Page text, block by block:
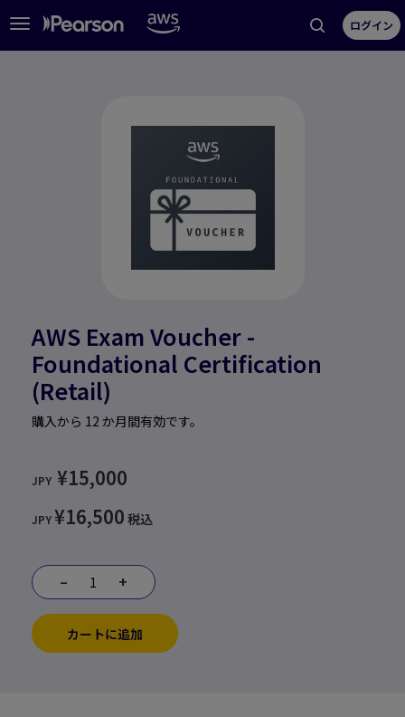
Toggle
navigation
ログイン
AWS Exam Voucher -
Foundational Certification
(Retail)
購入から 12 か月間有効です。
JPY ¥15,000
JPY¥16,500 税込
– +
カートに追加